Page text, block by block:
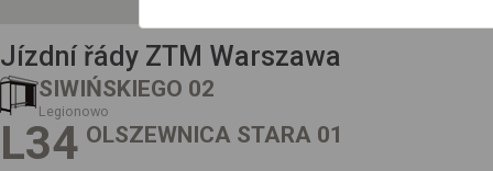
Jízdní řády ZTM Warszawa
SIWIŃSKIEGO 02
Legionowo
L34 OLSZEWNICA STARA 01